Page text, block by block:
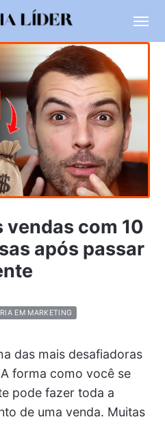
com 10
após passar
EM MARKETING
das mais desafiadoras
forma como você se
pode fazer toda a
de uma venda. Muitas